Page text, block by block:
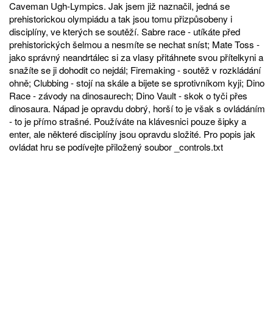
Caveman Ugh-Lympics. Jak jsem již naznačil, jedná se
prehistorickou olympiádu a tak jsou tomu přizpůsobeny i
disciplíny, ve kterých se soutěží. Sabre race - utíkáte před
prehistorických šelmou a nesmíte se nechat sníst; Mate Toss -
jako správný neandrtálec si za vlasy přitáhnete svou přítelkyni a
snažíte se ji dohodit co nejdál; Firemaking - soutěž v rozkládání
ohně; Clubbing - stojí na skále a bijete se sprotivníkom kyji; Dino
Race - závody na dinosaurech; Dino Vault - skok o tyči přes
dinosaura. Nápad je opravdu dobrý, horší to je však s ovládáním
- to je přímo strašné. Používáte na klávesnici pouze šipky a
enter, ale některé disciplíny jsou opravdu složité. Pro popis jak
ovládat hru se podívejte přiložený soubor _controls.txt